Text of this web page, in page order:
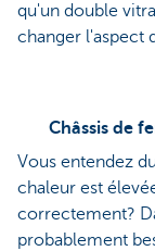
qu'un double
changer l'aspect
Châssis de
Vous entendez
chaleur est
correctement?
probablement